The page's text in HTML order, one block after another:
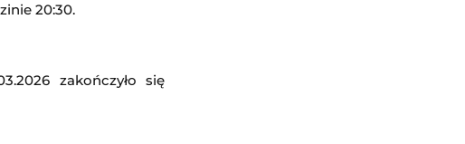
20:30.
zakończyło się